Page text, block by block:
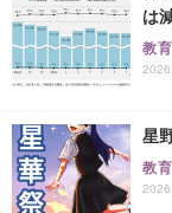
は
教
星
教